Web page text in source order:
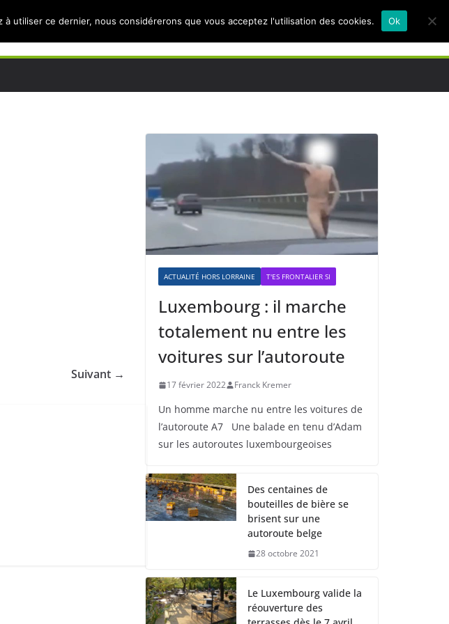
Suivant →
ACTUALITÉ HORS LORRAINE T'ES FRONTALIER SI
Luxembourg : il marche
totalement nu entre les
voitures sur l’autoroute
17 février 2022 Franck Kremer
Un homme marche nu entre les voitures de
l’autoroute A7 Une balade en tenu d’Adam
sur les autoroutes luxembourgeoises
Des centaines de
bouteilles de bière se
brisent sur une
autoroute belge
28 octobre 2021
Le Luxembourg valide la
réouverture des
utiliser ce dernier, nous considérerons que vous acceptez l'utilisation des cookies. Ok